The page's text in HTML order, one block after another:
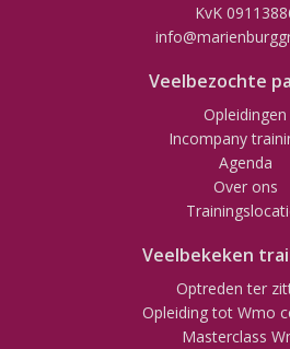
KvK
Veelbezochte
Opleidingen
Incompany
Agenda
Over ons
Veelbekeken
Optreden ter
Opleiding tot Wmo
Masterclass